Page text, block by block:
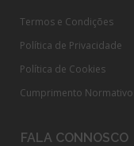
Termos e Condições
Política de Privacidade
Política de Cookies
Cumprimento Normativo​
FALA CONNOSCO